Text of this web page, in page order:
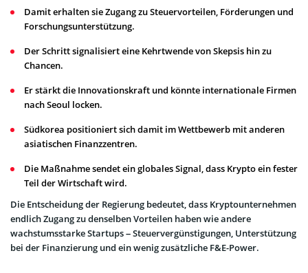
Damit erhalten sie Zugang zu Steuervorteilen, Förderungen und
Forschungsunterstützung.
Der Schritt signalisiert eine Kehrtwende von Skepsis hin zu
Chancen.
Er stärkt die Innovationskraft und könnte internationale Firmen
nach Seoul locken.
Südkorea positioniert sich damit im Wettbewerb mit anderen
asiatischen Finanzzentren.
Die Maßnahme sendet ein globales Signal, dass Krypto ein fester
Teil der Wirtschaft wird.
Die Entscheidung der Regierung bedeutet, dass Kryptounternehmen
endlich Zugang zu denselben Vorteilen haben wie andere
wachstumsstarke Startups – Steuervergünstigungen, Unterstützung
bei der Finanzierung und ein wenig zusätzliche F&E-Power.